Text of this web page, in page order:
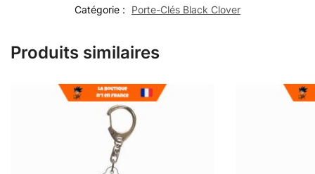
Catégorie : Porte-Clés Black Clover
Produits similaires